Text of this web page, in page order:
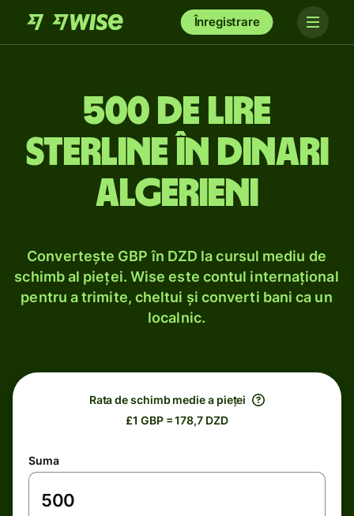
Înregistrare
500 de lire
sterline în dinari
algerieni
Convertește GBP în DZD la cursul mediu de
schimb al pieței. Wise este contul internațional
pentru a trimite, cheltui și converti bani ca un
localnic.
Rata de schimb medie a pieței
£1 GBP = 178,7 DZD
Suma